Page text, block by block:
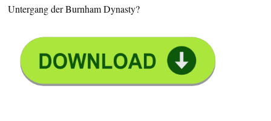
Untergang der Burnham Dynasty?